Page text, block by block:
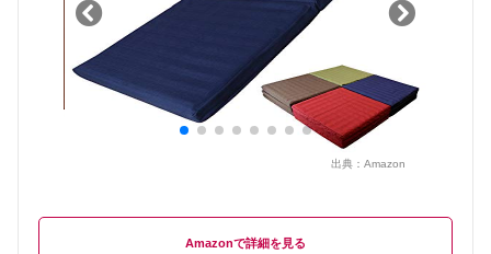
出典： Amazon
Amazon